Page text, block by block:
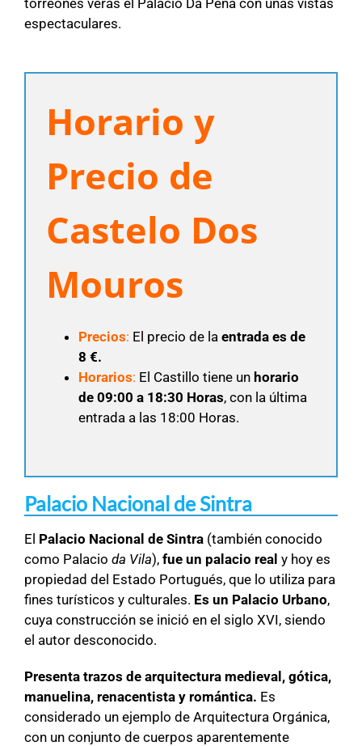
espectaculares.
Horario y
Precio de
Castelo Dos
Mouros
Precios: El precio de la entrada es de
8 €.
Horarios: El Castillo tiene un horario
de 09:00 a 18:30 Horas, con la última
entrada a las 18:00 Horas.
Palacio Nacional de Sintra
El Palacio Nacional de Sintra (también conocido
como Palacio da Vila), fue un palacio real y hoy es
propiedad del Estado Portugués, que lo utiliza para
fines turísticos y culturales. Es un Palacio Urbano,
cuya construcción se inició en el siglo XVI, siendo
el autor desconocido.
Presenta trazos de arquitectura medieval, gótica,
manuelina, renacentista y romántica. Es
considerado un ejemplo de Arquitectura Orgánica,
con un conjunto de cuerpos aparentemente